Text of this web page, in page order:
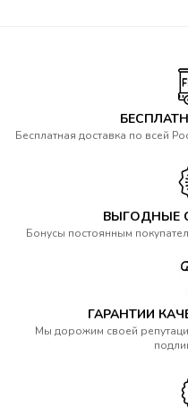
Бесплатная доставка по всей
ВЫГОДНЫЕ
Бонусы постоянным
ГАРАНТИИ
Мы дорожим своей